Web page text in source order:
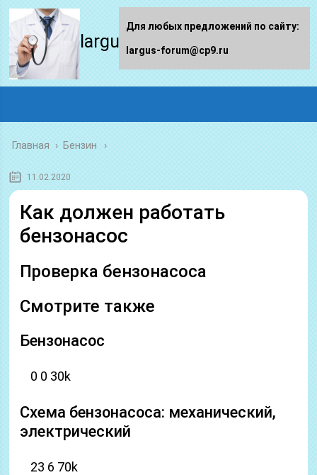
largus-forum.ru
Главная › Бензин
11.02.2020
Как должен работать
бензонасос
Проверка бензонасоса
Смотрите также
Бензонасос
0 0 30k
Схема бензонасоса: механический,
электрический
23 6 70k
Для любых предложений по сайту:
largus-forum@cp9.ru